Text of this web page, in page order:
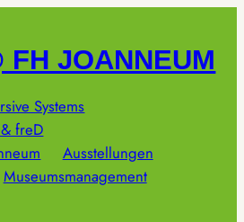
JOANNEUM
Systems
freD
Ausstellungen
Museumsmanagement